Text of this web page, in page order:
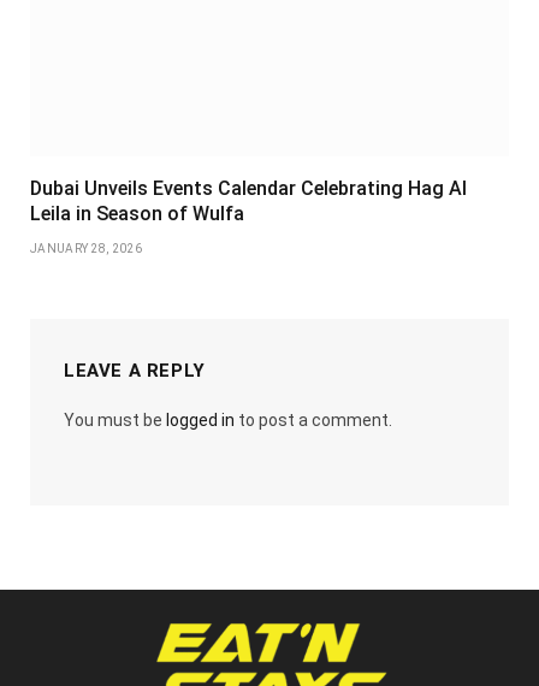
Dubai Unveils Events Calendar Celebrating Hag Al
Leila in Season of Wulfa
JANUARY 28, 2026
LEAVE A REPLY
You must be logged in to post a comment.